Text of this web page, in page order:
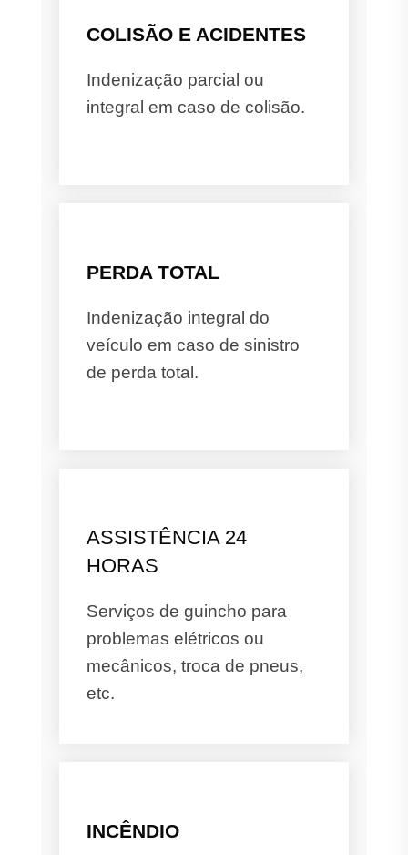
COLISÃO E ACIDENTES
Indenização parcial ou
integral em caso de colisão.
PERDA TOTAL
Indenização integral do
veículo em caso de sinistro
de perda total.
ASSISTÊNCIA 24
HORAS
Serviços de guincho para
problemas elétricos ou
mecânicos, troca de pneus,
etc.
INCÊNDIO